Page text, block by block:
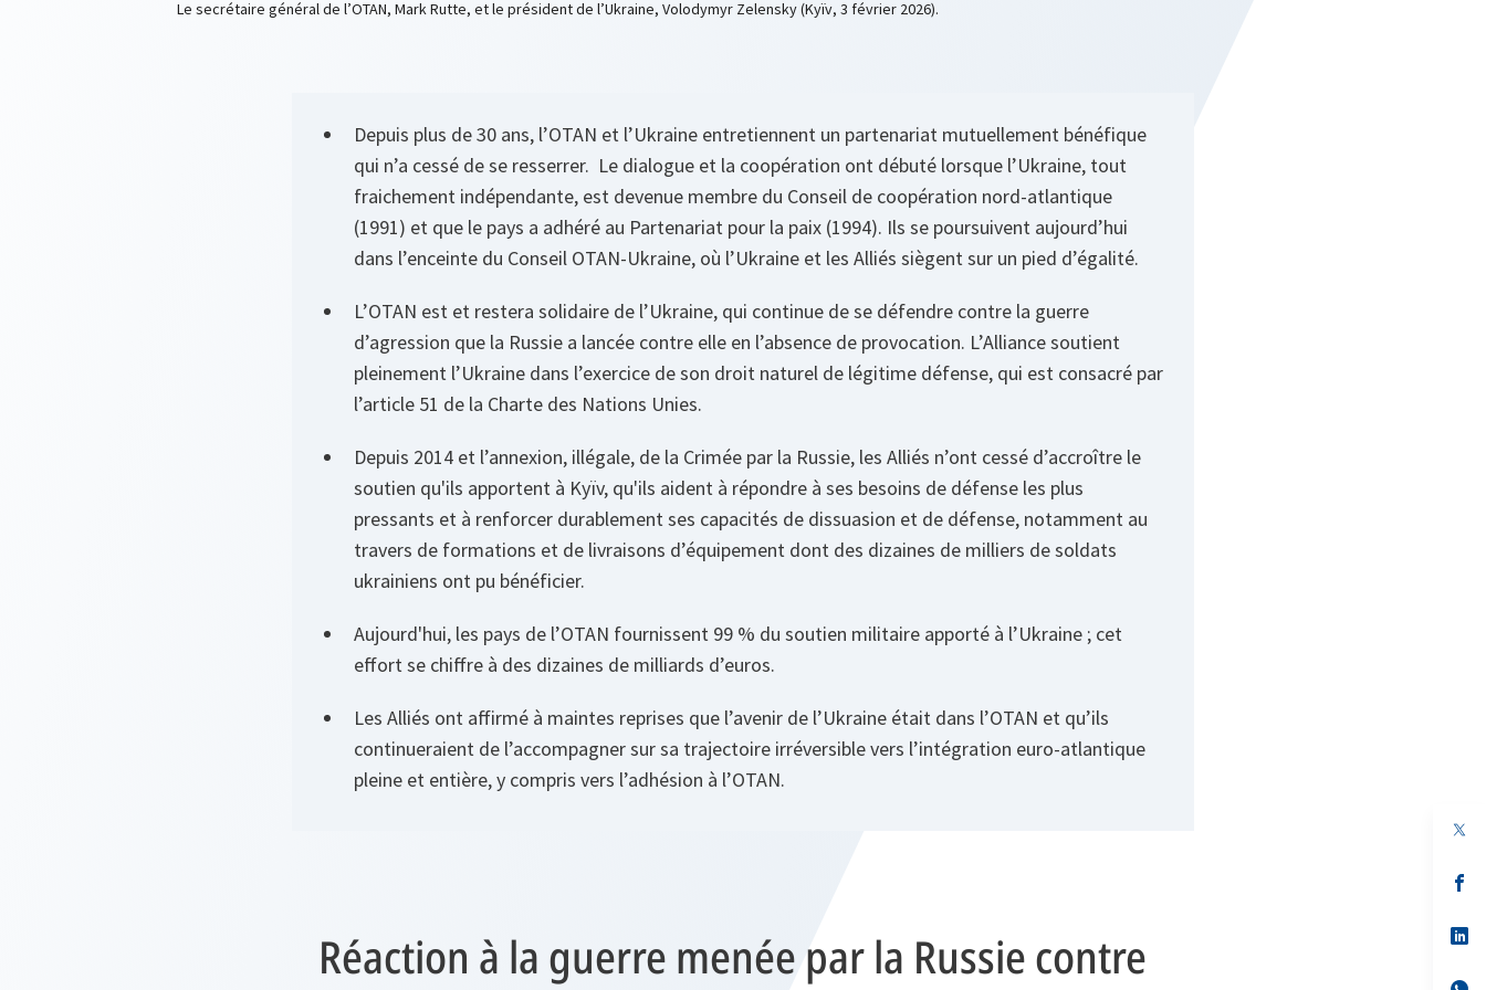
Le secrétaire général de l’OTAN, Mark Rutte, et le président de l’Ukraine, Volodymyr Zelensky (Kyïv, 3 février 2026).
Depuis plus de 30 ans, l’OTAN et l’Ukraine entretiennent un partenariat mutuellement bénéfique
qui n’a cessé de se resserrer. Le dialogue et la coopération ont débuté lorsque l’Ukraine, tout
fraichement indépendante, est devenue membre du Conseil de coopération nord-atlantique
(1991) et que le pays a adhéré au Partenariat pour la paix (1994). Ils se poursuivent aujourd’hui
dans l’enceinte du Conseil OTAN-Ukraine, où l’Ukraine et les Alliés siègent sur un pied d’égalité.
L’OTAN est et restera solidaire de l’Ukraine, qui continue de se défendre contre la guerre
d’agression que la Russie a lancée contre elle en l’absence de provocation. L’Alliance soutient
pleinement l’Ukraine dans l’exercice de son droit naturel de légitime défense, qui est consacré par
l’article 51 de la Charte des Nations Unies.
Depuis 2014 et l’annexion, illégale, de la Crimée par la Russie, les Alliés n’ont cessé d’accroître le
soutien qu'ils apportent à Kyïv, qu'ils aident à répondre à ses besoins de défense les plus
pressants et à renforcer durablement ses capacités de dissuasion et de défense, notamment au
travers de formations et de livraisons d’équipement dont des dizaines de milliers de soldats
ukrainiens ont pu bénéficier.
Aujourd'hui, les pays de l’OTAN fournissent 99 % du soutien militaire apporté à l’Ukraine ; cet
effort se chiffre à des dizaines de milliards d’euros.
Les Alliés ont affirmé à maintes reprises que l’avenir de l’Ukraine était dans l’OTAN et qu’ils
continueraient de l’accompagner sur sa trajectoire irréversible vers l’intégration euro-atlantique
pleine et entière, y compris vers l’adhésion à l’OTAN.
Réaction à la guerre menée par la Russie contre